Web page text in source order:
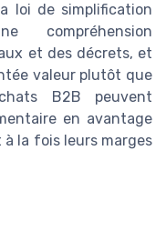
loi de simplification
compréhension
et des décrets, et
valeur plutôt que
B2B peuvent
en avantage
la fois leurs marges